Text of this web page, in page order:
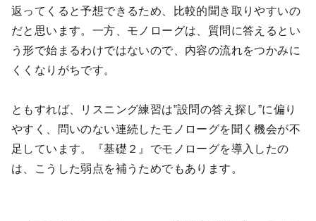
返ってくると予想できるため、比較的聞き取りやすいの
だと思います。一方、モノローグは、質問に答えるとい
う形で始まるわけではないので、内容の流れをつかみに
くくなりがちです。
ともすれば、リスニング練習は‟設問の答え探し”に偏り
やすく、問いのない連続したモノローグを聞く機会が不
足しています。『基礎２』でモノローグを導入したの
は、こうした弱点を補うためでもあります。